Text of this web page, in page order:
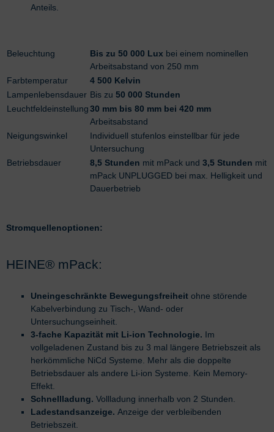
Anteils.
Beleuchtung Bis zu 50 000 Lux bei einem nominellen
Arbeitsabstand von 250 mm
Farbtemperatur
4 500 Kelvin
Lampenlebensdauer Bis zu 50 000 Stunden
Leuchtfeldeinstellung30 mm bis 80 mm bei 420 mm
Arbeitsabstand
Neigungswinkel
Individuell stufenlos einstellbar für jede
Untersuchung
Betriebsdauer
8,5 Stunden mit mPack und 3,5 Stunden mit
mPack UNPLUGGED bei max. Helligkeit und
Dauerbetrieb
Stromquellenoptionen:
HEINE® mPack:
Uneingeschränkte Bewegungsfreiheit ohne störende
Kabelverbindung zu Tisch-, Wand- oder
Untersuchungseinheit.
3-fache Kapazität mit Li-ion Technologie. Im
vollgeladenen Zustand bis zu 3 mal längere Betriebszeit als
herkömmliche NiCd Systeme. Mehr als die doppelte
Betriebsdauer als andere Li-ion Systeme. Kein Memory-
Effekt.
Schnellladung. Vollladung innerhalb von 2 Stunden.
Ladestandsanzeige. Anzeige der verbleibenden
Betriebszeit.